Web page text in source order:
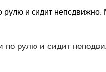
рулю и сидит
по рулю и сидит